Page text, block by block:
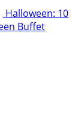
Halloween: 10
Buffet